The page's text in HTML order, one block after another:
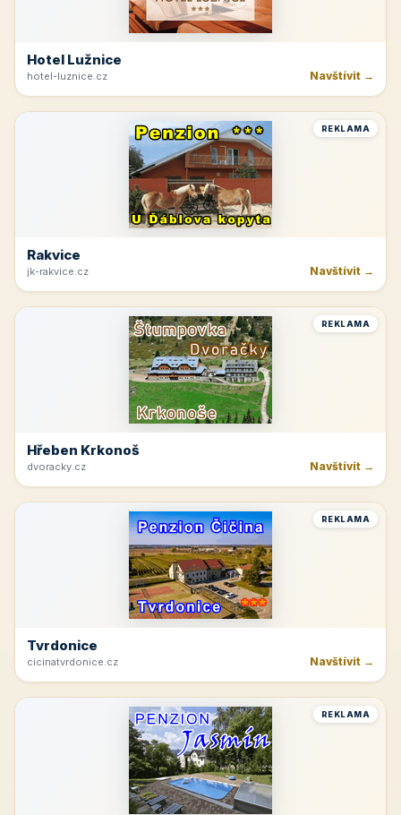
Hotel Lužnice
hotel-luznice.cz Navštívit →
REKLAMA
Rakvice
jk-rakvice.cz Navštívit →
REKLAMA
Hřeben Krkonoš
dvoracky.cz Navštívit →
REKLAMA
Tvrdonice
cicinatvrdonice.cz Navštívit →
REKLAMA